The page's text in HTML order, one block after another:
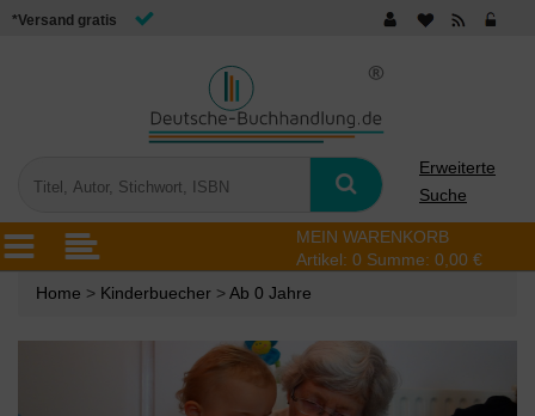
*Versand gratis
Erweiterte
Suche
MEIN WARENKORB
Artikel: 0 Summe: 0,00 €
Home > Kinderbuecher >Ab 0 Jahre